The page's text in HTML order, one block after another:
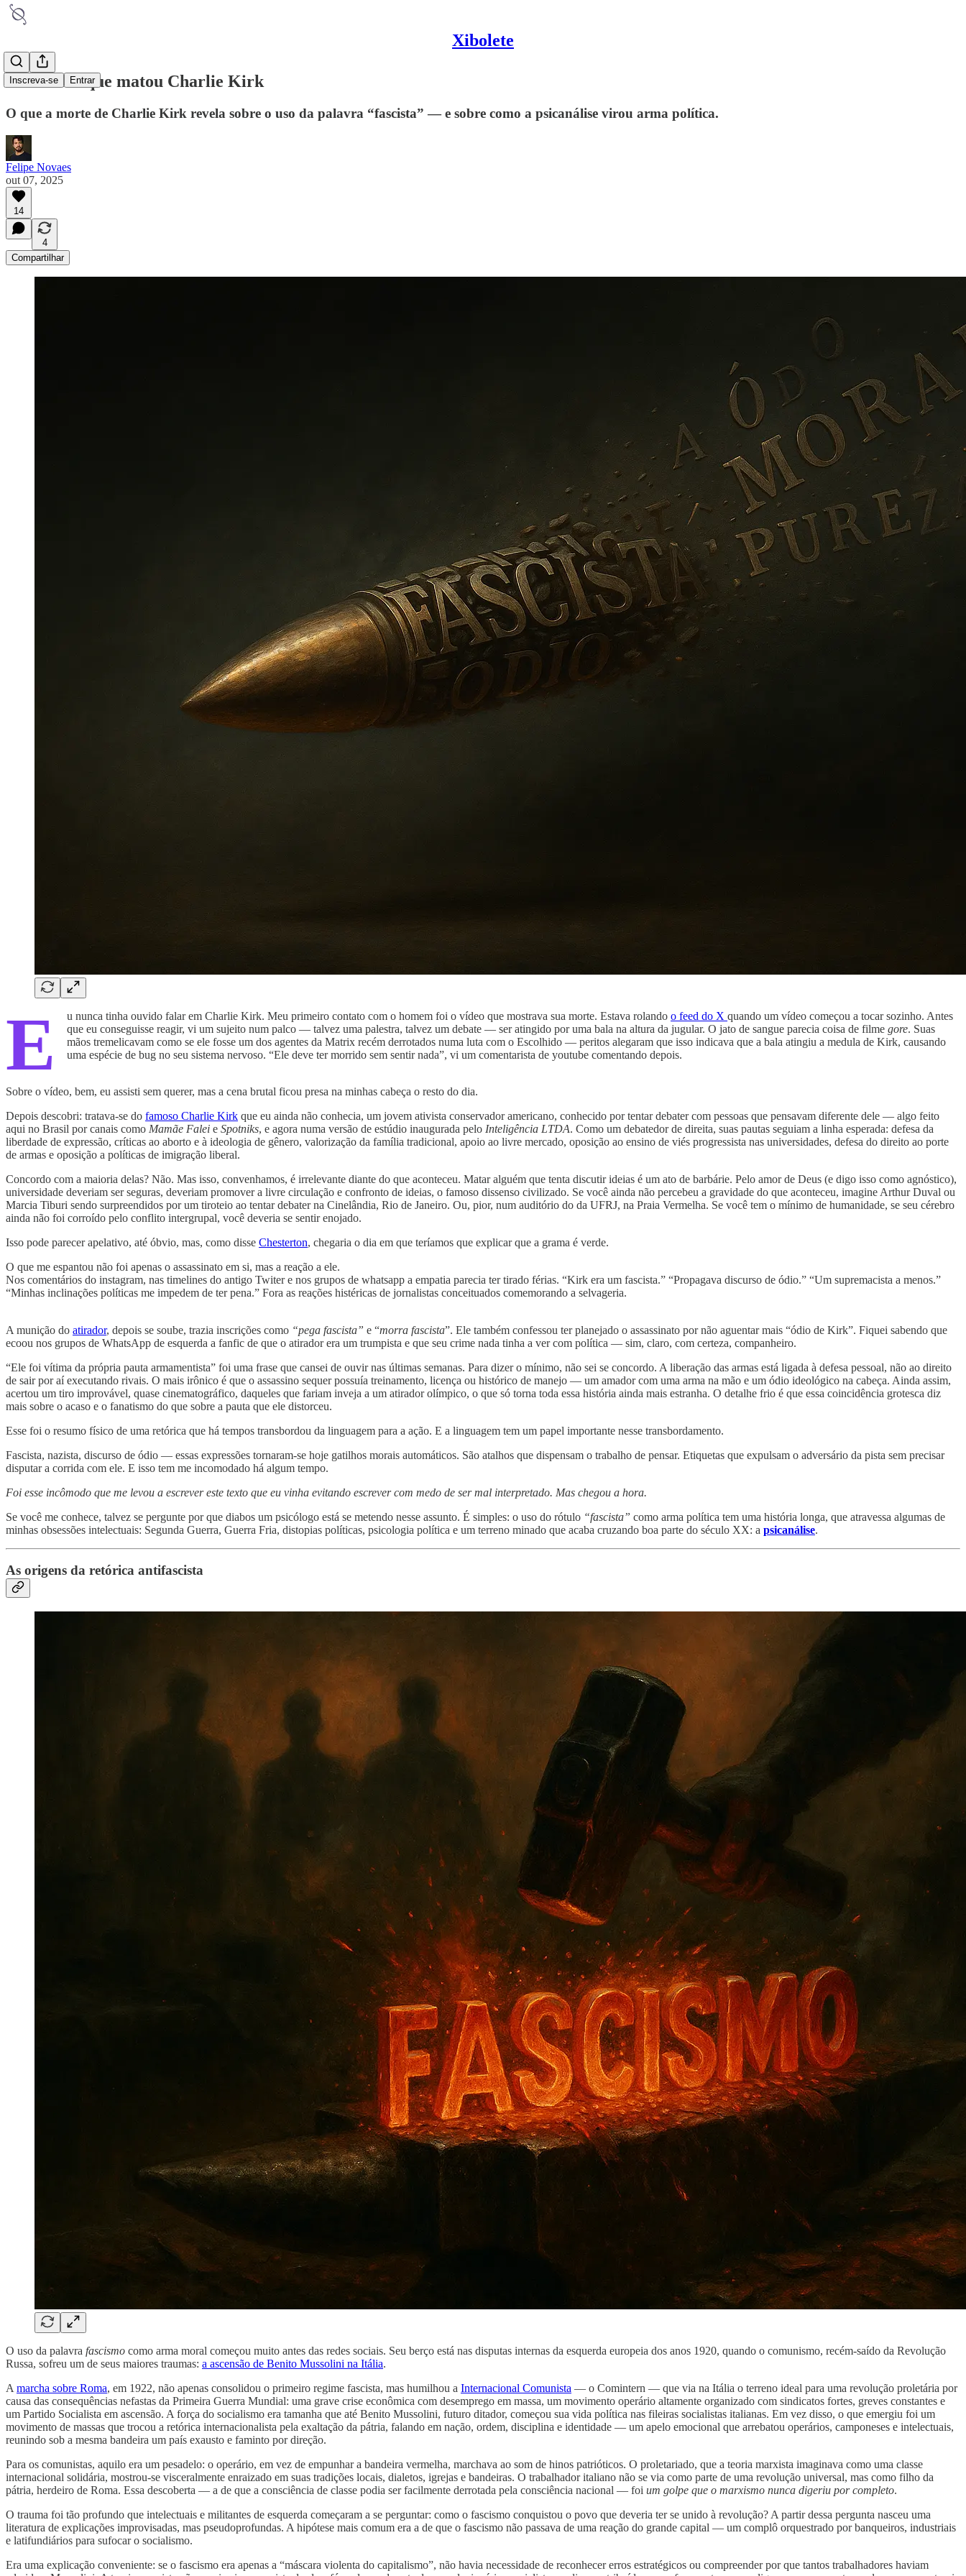
Xibolete
Inscreva-se Entrar
A retórica que matou Charlie Kirk
O que a morte de Charlie Kirk revela sobre o uso da palavra “fascista” — e sobre como a psicanálise virou arma política.
Felipe Novaes
out 07, 2025
14
4
Compartilhar
E u nunca tinha ouvido falar em Charlie Kirk. Meu primeiro contato com o homem foi o vídeo que mostrava sua morte. Estava rolando o feed do X quando um vídeo começou a tocar sozinho. Antes
que eu conseguisse reagir, vi um sujeito num palco — talvez uma palestra, talvez um debate — ser atingido por uma bala na altura da jugular. O jato de sangue parecia coisa de filme gore. Suas
mãos tremelicavam como se ele fosse um dos agentes da Matrix recém derrotados numa luta com o Escolhido — peritos alegaram que isso indicava que a bala atingiu a medula de Kirk, causando
uma espécie de bug no seu sistema nervoso. “Ele deve ter morrido sem sentir nada”, vi um comentarista de youtube comentando depois.
Sobre o vídeo, bem, eu assisti sem querer, mas a cena brutal ficou presa na minhas cabeça o resto do dia.
Depois descobri: tratava-se do famoso Charlie Kirk que eu ainda não conhecia, um jovem ativista conservador americano, conhecido por tentar debater com pessoas que pensavam diferente dele — algo feito
aqui no Brasil por canais como Mamãe Falei e Spotniks, e agora numa versão de estúdio inaugurada pelo Inteligência LTDA. Como um debatedor de direita, suas pautas seguiam a linha esperada: defesa da
liberdade de expressão, críticas ao aborto e à ideologia de gênero, valorização da família tradicional, apoio ao livre mercado, oposição ao ensino de viés progressista nas universidades, defesa do direito ao porte
de armas e oposição a políticas de imigração liberal.
Concordo com a maioria delas? Não. Mas isso, convenhamos, é irrelevante diante do que aconteceu. Matar alguém que tenta discutir ideias é um ato de barbárie. Pelo amor de Deus (e digo isso como agnóstico),
universidade deveriam ser seguras, deveriam promover a livre circulação e confronto de ideias, o famoso dissenso civilizado. Se você ainda não percebeu a gravidade do que aconteceu, imagine Arthur Duval ou
Marcia Tiburi sendo surpreendidos por um tiroteio ao tentar debater na Cinelândia, Rio de Janeiro. Ou, pior, num auditório do da UFRJ, na Praia Vermelha. Se você tem o mínimo de humanidade, se seu cérebro
ainda não foi corroído pelo conflito intergrupal, você deveria se sentir enojado.
Isso pode parecer apelativo, até óbvio, mas, como disse Chesterton, chegaria o dia em que teríamos que explicar que a grama é verde.
O que me espantou não foi apenas o assassinato em si, mas a reação a ele.
Nos comentários do instagram, nas timelines do antigo Twiter e nos grupos de whatsapp a empatia parecia ter tirado férias. “Kirk era um fascista.” “Propagava discurso de ódio.” “Um supremacista a menos.”
“Minhas inclinações políticas me impedem de ter pena.” Fora as reações histéricas de jornalistas conceituados comemorando a selvageria.
A munição do atirador, depois se soube, trazia inscrições como “pega fascista” e “morra fascista”. Ele também confessou ter planejado o assassinato por não aguentar mais “ódio de Kirk”. Fiquei sabendo que
ecoou nos grupos de WhatsApp de esquerda a fanfic de que o atirador era um trumpista e que seu crime nada tinha a ver com política — sim, claro, com certeza, companheiro.
“Ele foi vítima da própria pauta armamentista” foi uma frase que cansei de ouvir nas últimas semanas. Para dizer o mínimo, não sei se concordo. A liberação das armas está ligada à defesa pessoal, não ao direito
de sair por aí executando rivais. O mais irônico é que o assassino sequer possuía treinamento, licença ou histórico de manejo — um amador com uma arma na mão e um ódio ideológico na cabeça. Ainda assim,
acertou um tiro improvável, quase cinematográfico, daqueles que fariam inveja a um atirador olímpico, o que só torna toda essa história ainda mais estranha. O detalhe frio é que essa coincidência grotesca diz
mais sobre o acaso e o fanatismo do que sobre a pauta que ele distorceu.
Esse foi o resumo físico de uma retórica que há tempos transbordou da linguagem para a ação. E a linguagem tem um papel importante nesse transbordamento.
Fascista, nazista, discurso de ódio — essas expressões tornaram-se hoje gatilhos morais automáticos. São atalhos que dispensam o trabalho de pensar. Etiquetas que expulsam o adversário da pista sem precisar
disputar a corrida com ele. E isso tem me incomodado há algum tempo.
Foi esse incômodo que me levou a escrever este texto que eu vinha evitando escrever com medo de ser mal interpretado. Mas chegou a hora.
Se você me conhece, talvez se pergunte por que diabos um psicólogo está se metendo nesse assunto. É simples: o uso do rótulo “fascista” como arma política tem uma história longa, que atravessa algumas de
minhas obsessões intelectuais: Segunda Guerra, Guerra Fria, distopias políticas, psicologia política e um terreno minado que acaba cruzando boa parte do século XX: a psicanálise.
As origens da retórica antifascista
O uso da palavra fascismo como arma moral começou muito antes das redes sociais. Seu berço está nas disputas internas da esquerda europeia dos anos 1920, quando o comunismo, recém-saído da Revolução
Russa, sofreu um de seus maiores traumas: a ascensão de Benito Mussolini na Itália.
A marcha sobre Roma, em 1922, não apenas consolidou o primeiro regime fascista, mas humilhou a Internacional Comunista — o Comintern — que via na Itália o terreno ideal para uma revolução proletária por
causa das consequências nefastas da Primeira Guerra Mundial: uma grave crise econômica com desemprego em massa, um movimento operário altamente organizado com sindicatos fortes, greves constantes e
um Partido Socialista em ascensão. A força do socialismo era tamanha que até Benito Mussolini, futuro ditador, começou sua vida política nas fileiras socialistas italianas. Em vez disso, o que emergiu foi um
movimento de massas que trocou a retórica internacionalista pela exaltação da pátria, falando em nação, ordem, disciplina e identidade — um apelo emocional que arrebatou operários, camponeses e intelectuais,
reunindo sob a mesma bandeira um país exausto e faminto por direção.
Para os comunistas, aquilo era um pesadelo: o operário, em vez de empunhar a bandeira vermelha, marchava ao som de hinos patrióticos. O proletariado, que a teoria marxista imaginava como uma classe
internacional solidária, mostrou-se visceralmente enraizado em suas tradições locais, dialetos, igrejas e bandeiras. O trabalhador italiano não se via como parte de uma revolução universal, mas como filho da
pátria, herdeiro de Roma. Essa descoberta — a de que a consciência de classe podia ser facilmente derrotada pela consciência nacional — foi um golpe que o marxismo nunca digeriu por completo.
O trauma foi tão profundo que intelectuais e militantes de esquerda começaram a se perguntar: como o fascismo conquistou o povo que deveria ter se unido à revolução? A partir dessa pergunta nasceu uma
literatura de explicações improvisadas, mas pseudoprofundas. A hipótese mais comum era a de que o fascismo não passava de uma reação do grande capital — um complô orquestrado por banqueiros, industriais
e latifundiários para sufocar o socialismo.
Era uma explicação conveniente: se o fascismo era apenas a “máscara violenta do capitalismo”, não havia necessidade de reconhecer erros estratégicos ou compreender por que tantos trabalhadores haviam